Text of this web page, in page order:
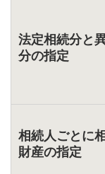
法定相続分と
分の指定
相続人ごとに
財産の指定